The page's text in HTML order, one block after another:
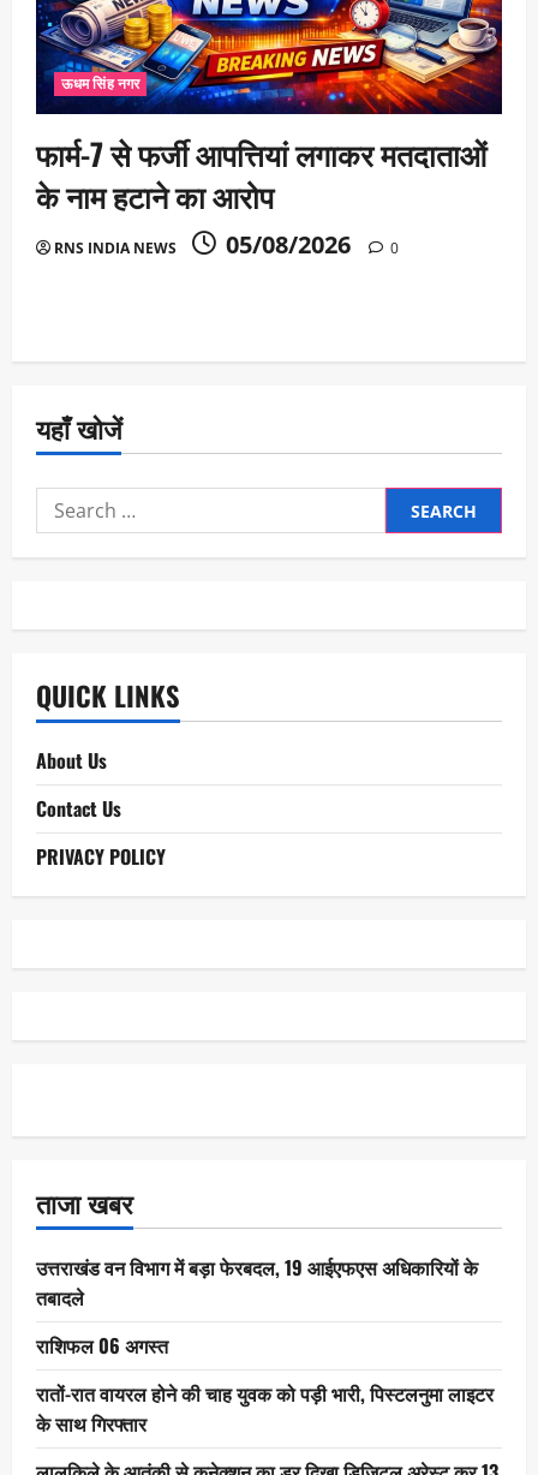
ऊधम सिंह नगर
फार्म-7 से फर्जी आपत्तियां लगाकर मतदाताओं
के नाम हटाने का आरोप
RNS INDIA NEWS 05/08/2026 0
यहाँ खोजें
Search
for:
QUICK LINKS
About Us
Contact Us
PRIVACY POLICY
ताजा खबर
उत्तराखंड वन विभाग में बड़ा फेरबदल, 19 आईएफएस अधिकारियों के
तबादले
राशिफल 06 अगस्त
रातों-रात वायरल होने की चाह युवक को पड़ी भारी, पिस्टलनुमा लाइटर
के साथ गिरफ्तार